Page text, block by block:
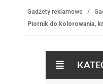
Gadżety reklamowe
Piornik do kolorowania,